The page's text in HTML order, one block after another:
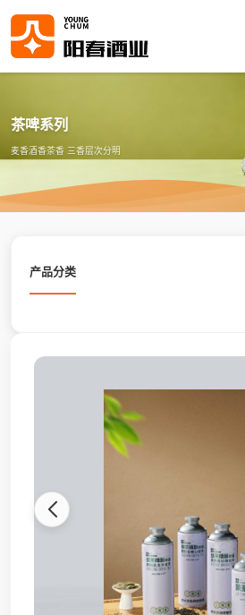
茶啤系列
麦香酒香茶香 三香层次分明
产品分类
发财桶系列